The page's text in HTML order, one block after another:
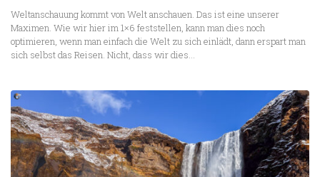
Weltanschauung kommt von Welt anschauen. Das ist eine unserer
Maximen. Wie wir hier im 1×6 feststellen, kann man dies noch
optimieren, wenn man einfach die Welt zu sich einlädt, dann erspart man
sich selbst das Reisen. Nicht, dass wir dies...